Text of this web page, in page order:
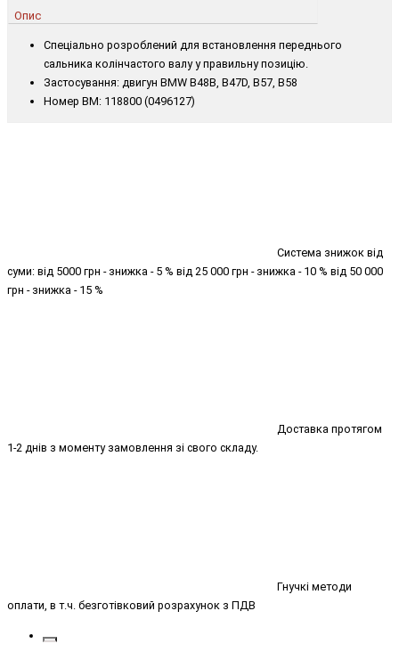
Опис
Спеціально розроблений для встановлення переднього
сальника колінчастого валу у правильну позицію.
Застосування: двигун BMW B48B, B47D, B57, B58
Номер BM: 118800 (0496127)
Система знижок від
суми: від 5000 грн - знижка - 5 % від 25 000 грн - знижка - 10 % від 50 000
грн - знижка - 15 %
Доставка протягом
1-2 днів з моменту замовлення зі свого складу.
Гнучкі методи
оплати, в т.ч. безготівковий розрахунок з ПДВ